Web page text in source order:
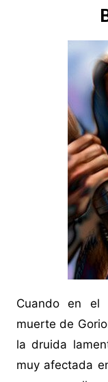
Cuando en el
muerte de
la druida
muy afectada